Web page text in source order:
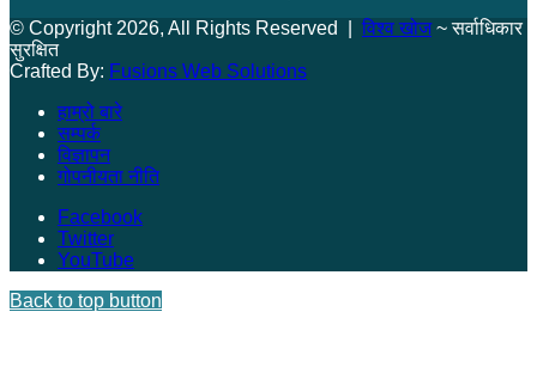
© Copyright 2026, All Rights Reserved | विश्व खोज~ सर्वाधिकार
सुरक्षित
Crafted By: Fusions Web Solutions
हाम्रो बारे
सम्पर्क
विज्ञापन
गोपनीयता नीति
Facebook
Twitter
YouTube
Back to top button